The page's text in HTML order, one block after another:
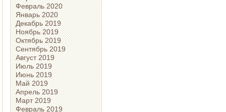
Февраль 2020
Январь 2020
Декабрь 2019
Ноябрь 2019
Октябрь 2019
Сентябрь 2019
Август 2019
Июль 2019
Июнь 2019
Май 2019
Апрель 2019
Март 2019
Февраль 2019